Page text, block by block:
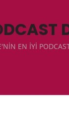
EN İYİ